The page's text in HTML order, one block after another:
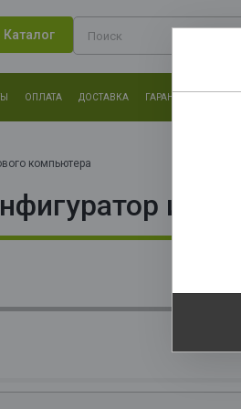
Каталог
ОПЛАТА ДОСТАВКА ГАРАНТИЯ
компьютера